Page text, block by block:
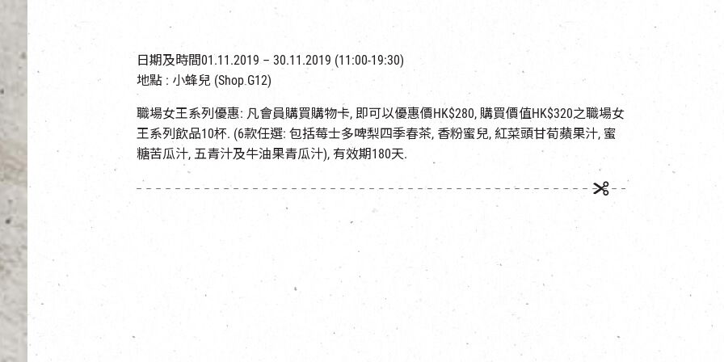
日期及時間01.11.2019 – 30.11.2019 (11:00-19:30)
地點 : 小蜂兒 (Shop G12)
職場女王系列優惠: 凡會員購買購物卡, 即可以優惠價HK$280, 購買價值HK$320之職場女
王系列飲品10杯. (6款任選: 包括莓士多啤梨四季春茶, 香粉蜜兒, 紅菜頭甘荀蘋果汁, 蜜
糖苦瓜汁, 五青汁及牛油果青瓜汁), 有效期180天.